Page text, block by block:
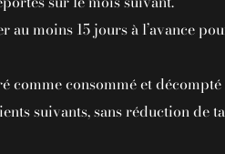
moins 15 jours à l’avance
comme consommé et décompté
suivants, sans réduction de